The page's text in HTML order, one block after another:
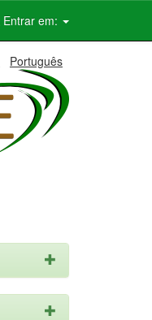
Entrar em:
Português